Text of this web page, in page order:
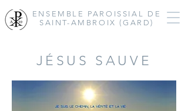
ENSEMBLE PAROISSIAL DE
SAINT-AMBROIX (GARD)
JÉSUS SAUVE